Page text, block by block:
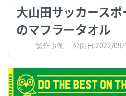
大山田サッカース
のマフラータオル
製作事例 公開日:2022/09/